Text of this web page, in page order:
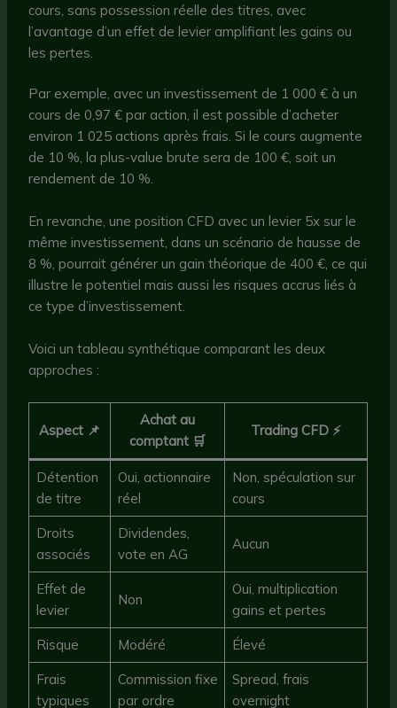
cours, sans possession réelle des titres, avec
l’avantage d’un effet de levier amplifiant les gains ou
les pertes.
Par exemple, avec un investissement de 1 000 € à un
cours de 0,97 € par action, il est possible d’acheter
environ 1 025 actions après frais. Si le cours augmente
de 10 %, la plus-value brute sera de 100 €, soit un
rendement de 10 %.
En revanche, une position CFD avec un levier 5x sur le
même investissement, dans un scénario de hausse de
8 %, pourrait générer un gain théorique de 400 €, ce qui
illustre le potentiel mais aussi les risques accrus liés à
ce type d’investissement.
Voici un tableau synthétique comparant les deux
approches :
Aspect 📌
Achat au
comptant 🛒
Trading CFD ⚡
Détention
de titre
Oui, actionnaire
réel
Non, spéculation sur
cours
Droits
associés
Dividendes,
vote en AG
Aucun
Effet de
levier
Non
Oui, multiplication
gains et pertes
Risque Modéré Élevé
Frais
typiques
Commission fixe
par ordre
Spread, frais
overnight